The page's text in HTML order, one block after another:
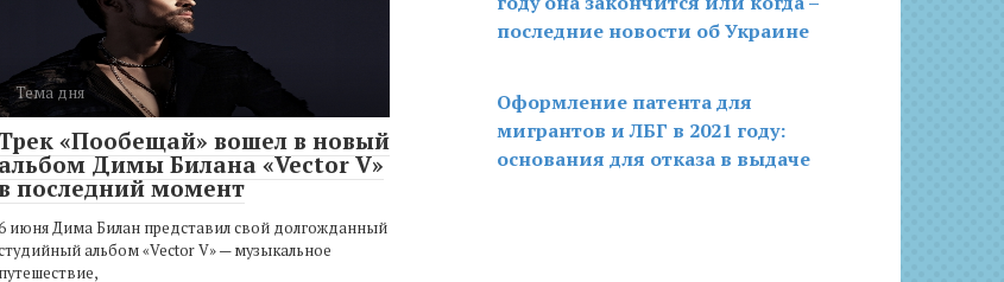
Тема дня
«Пообещай» вошел в новый
Димы Билана «Vector V»
последний момент
июня Дима Билан представил свой долгожданный
альбом «Vector V» — музыкальное
путешествие,
последние новости об Украине
Оформление патента для
мигрантов и ЛБГ в 2021 году:
основания для отказа в выдаче